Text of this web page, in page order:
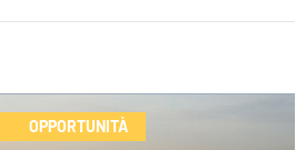
OPPORTUNITÀ